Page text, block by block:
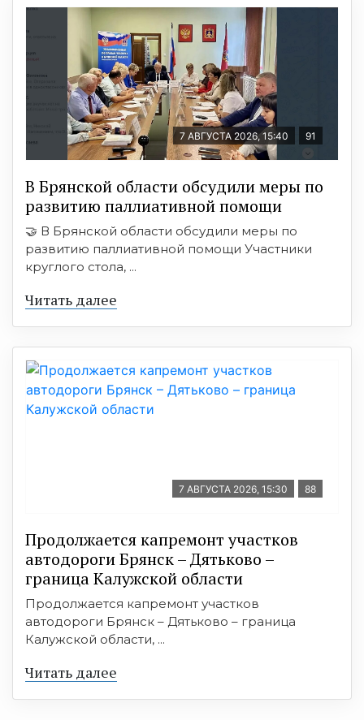
7 АВГУСТА 2026, 15:40 91
В Брянской области обсудили меры по
развитию паллиативной помощи
🤝 В Брянской области обсудили меры по
развитию паллиативной помощи Участники
круглого стола, ...
Читать далее
7 АВГУСТА 2026, 15:30 88
Продолжается капремонт участков
автодороги Брянск – Дятьково –
граница Калужской области
Продолжается капремонт участков
автодороги Брянск – Дятьково – граница
Калужской области, ...
Читать далее